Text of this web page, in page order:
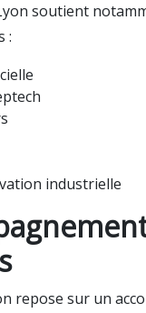
soutient
:
industrielle
repose sur un